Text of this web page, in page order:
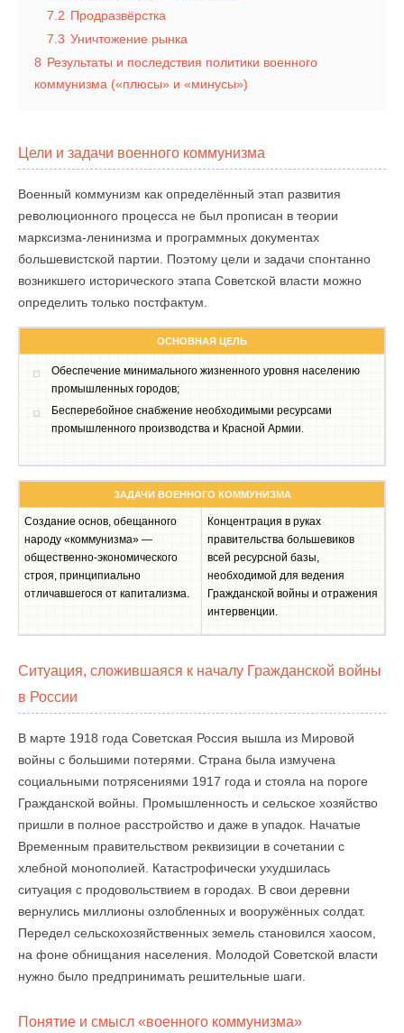
7.2 Продразвёрстка
7.3 Уничтожение рынка
8 Результаты и последствия политики военного
коммунизма («плюсы» и «минусы»)
Цели и задачи военного коммунизма
Военный коммунизм как определённый этап развития
революционного процесса не был прописан в теории
марксизма-ленинизма и программных документах
большевистской партии. Поэтому цели и задачи спонтанно
возникшего исторического этапа Советской власти можно
определить только постфактум.
ОСНОВНАЯ ЦЕЛЬ
Обеспечение минимального жизненного уровня населению
промышленных городов;
Бесперебойное снабжение необходимыми ресурсами
промышленного производства и Красной Армии.
ЗАДАЧИ ВОЕННОГО КОММУНИЗМА
Создание основ, обещанного
народу «коммунизма» —
общественно-экономического
строя, принципиально
отличавшегося от капитализма.
Концентрация в руках
правительства большевиков
всей ресурсной базы,
необходимой для ведения
Гражданской войны и отражения
интервенции.
Ситуация, сложившаяся к началу Гражданской войны
в России
В марте 1918 года Советская Россия вышла из Мировой
войны с большими потерями. Страна была измучена
социальными потрясениями 1917 года и стояла на пороге
Гражданской войны. Промышленность и сельское хозяйство
пришли в полное расстройство и даже в упадок. Начатые
Временным правительством реквизиции в сочетании с
хлебной монополией. Катастрофически ухудшилась
ситуация с продовольствием в городах. В свои деревни
вернулись миллионы озлобленных и вооружённых солдат.
Передел сельскохозяйственных земель становился хаосом,
на фоне обнищания населения. Молодой Советской власти
нужно было предпринимать решительные шаги.
Понятие и смысл «военного коммунизма»